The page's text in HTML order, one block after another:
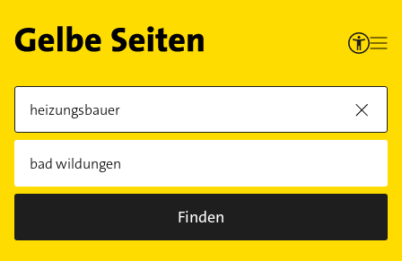
Finden